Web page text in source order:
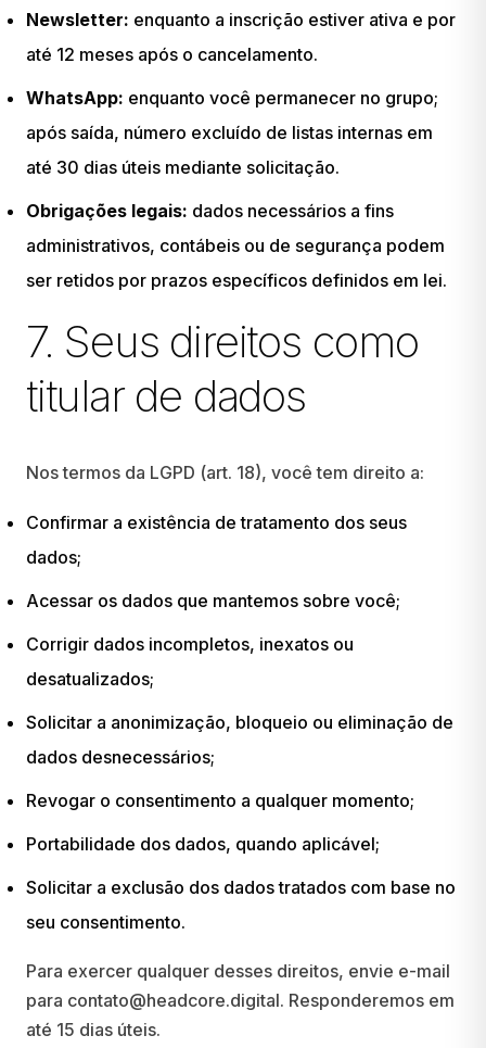
Newsletter: enquanto a inscrição estiver ativa e por
até 12 meses após o cancelamento.
WhatsApp: enquanto você permanecer no grupo;
após saída, número excluído de listas internas em
até 30 dias úteis mediante solicitação.
Obrigações legais: dados necessários a fins
administrativos, contábeis ou de segurança podem
ser retidos por prazos específicos definidos em lei.
7. Seus direitos como
titular de dados
Nos termos da LGPD (art. 18), você tem direito a:
Confirmar a existência de tratamento dos seus
dados;
Acessar os dados que mantemos sobre você;
Corrigir dados incompletos, inexatos ou
desatualizados;
Solicitar a anonimização, bloqueio ou eliminação de
dados desnecessários;
Revogar o consentimento a qualquer momento;
Portabilidade dos dados, quando aplicável;
Solicitar a exclusão dos dados tratados com base no
seu consentimento.
Para exercer qualquer desses direitos, envie e-mail
para contato@headcore.digital. Responderemos em
até 15 dias úteis.